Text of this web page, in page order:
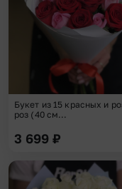
Букет из 15 красных и
роз (40 см...
3 699 ₽